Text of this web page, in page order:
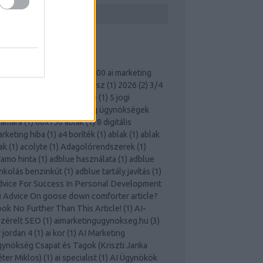
100 ai marketing
100 kérdés és válasz (1) 2026 (2) 3/4
3 cups coffee (1) 5 jogi
digitális marketing ügynökségek
(1)60x150 ablak(1) 8 digitális
hiba (1) a4 boríték (1) ablak (1) ablak
(1) acolyte (1) Adagolórendszerek (1)
hinta (1) adblue használata (1) adblue
benzinkút (1) adblue tartály javítás (1)
For Success In Personal Development
Advice On goose down comforter article?
No Further Than This Article! (1) AI-
SEO (1) aimarketingugynokseg.hu (3)
jordan 4 (1) ai kor (1) AI Marketing
Csapat és Tagok (Kriszti Janka
Miklos) (1) ai specialist (1) AI Ügynökök